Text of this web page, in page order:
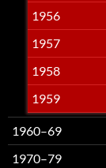
1956
1957
1958
1959
1960–69
1970–79